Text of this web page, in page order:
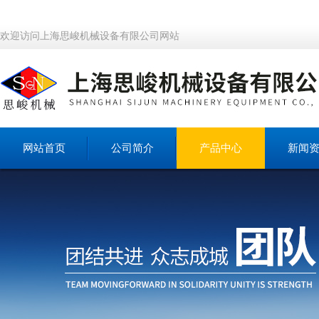
欢迎访问上海思峻机械设备有限公司网站
网站首页 公司简介 产品中心 新闻